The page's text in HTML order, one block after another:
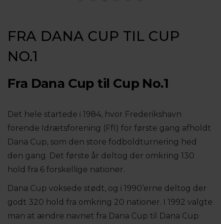
FRA DANA CUP TIL CUP
NO.1
Fra Dana Cup til Cup No.1
Det hele startede i 1984, hvor Frederikshavn
forende Idrætsforening (FfI) for første gang afholdt
Dana Cup, som den store fodboldturnering hed
den gang. Det første år deltog der omkring 130
hold fra 6 forskellige nationer.
Dana Cup voksede stødt, og i 1990’erne deltog der
godt 320 hold fra omkring 20 nationer. I 1992 valgte
man at ændre navnet fra Dana Cup til Dana Cup